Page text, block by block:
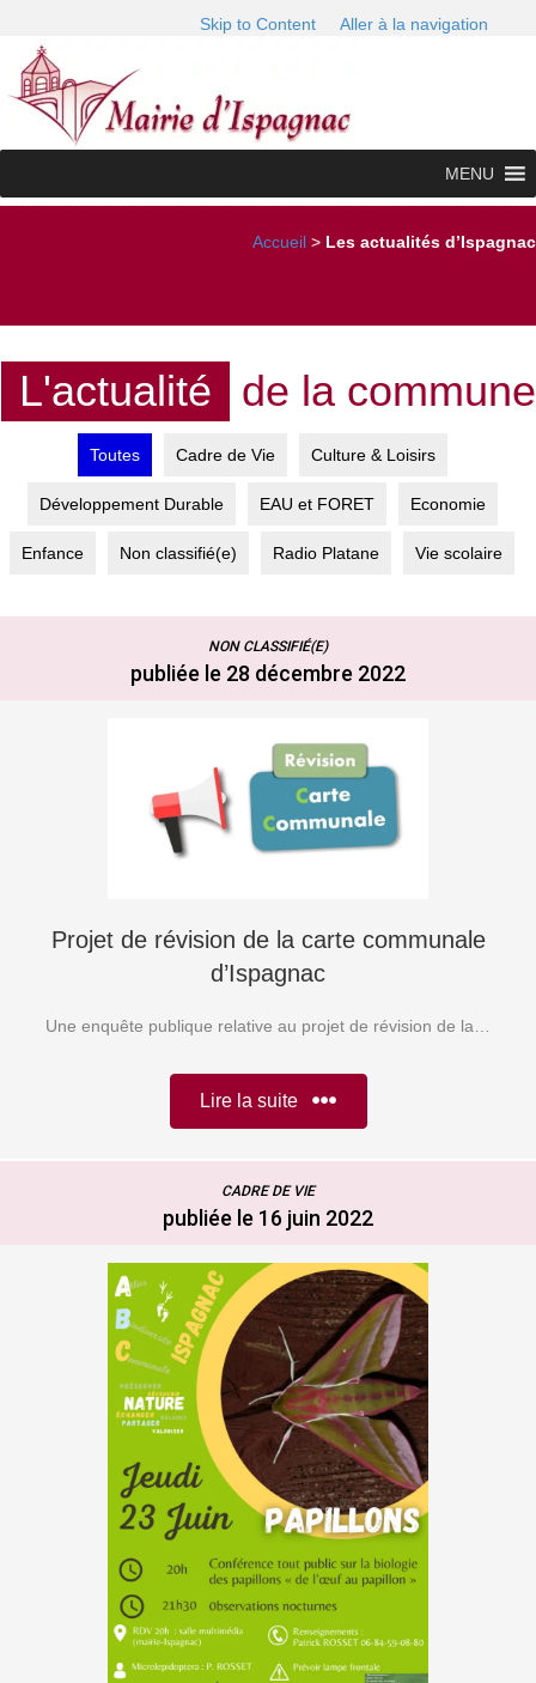
Skip to Content Aller à la navigation
MENU
Accueil > Les actualités d’Ispagnac
L'actualité de la commune
Toutes Cadre de Vie Culture & Loisirs
Développement Durable EAU et FORET Economie
Enfance Non classifié(e) Radio Platane Vie scolaire
NON CLASSIFIÉ(E)
publiée le 28 décembre 2022
Projet de révision de la carte communale
d’Ispagnac
Une enquête publique relative au projet de révision de la…
Lire la suite
CADRE DE VIE
publiée le 16 juin 2022